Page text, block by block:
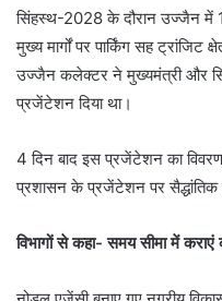
सिंहस्थ-2028 के दौरान उज्जैन में
मुख्य मार्गों पर पार्किंग सह
उज्जैन कलेक्टर ने मुख्यमंत्री और
प्रजेंटेशन दिया था।
4 दिन बाद इस प्रजेंटेशन का
प्रशासन के प्रजेंटेशन पर सैद्धांतिक
विभागों से कहा- समय सीमा में कराएं